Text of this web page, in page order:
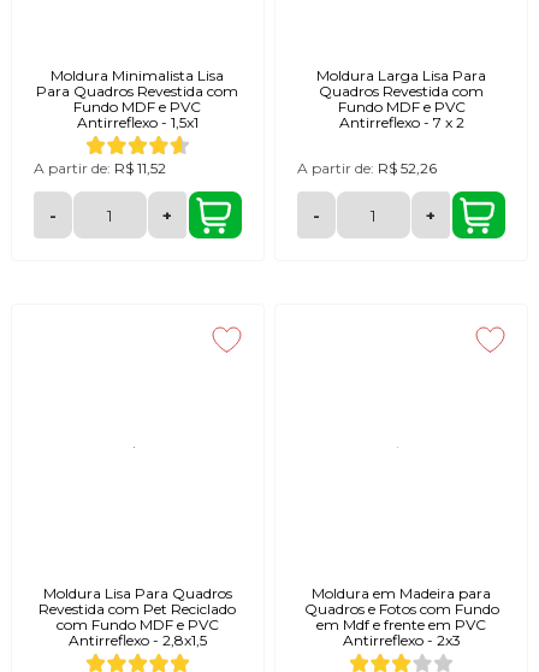
Moldura Minimalista Lisa
Para Quadros Revestida com
Fundo MDF e PVC
Antirreflexo - 1,5x1
A partir de: R$ 11,52
- +
Moldura Larga Lisa Para
Quadros Revestida com
Fundo MDF e PVC
Antirreflexo - 7 x 2
A partir de: R$ 52,26
- +
Moldura Lisa Para Quadros
Revestida com Pet Reciclado
com Fundo MDF e PVC
Antirreflexo - 2,8x1,5
Moldura em Madeira para
Quadros e Fotos com Fundo
em Mdf e frente em PVC
Antirreflexo - 2x3